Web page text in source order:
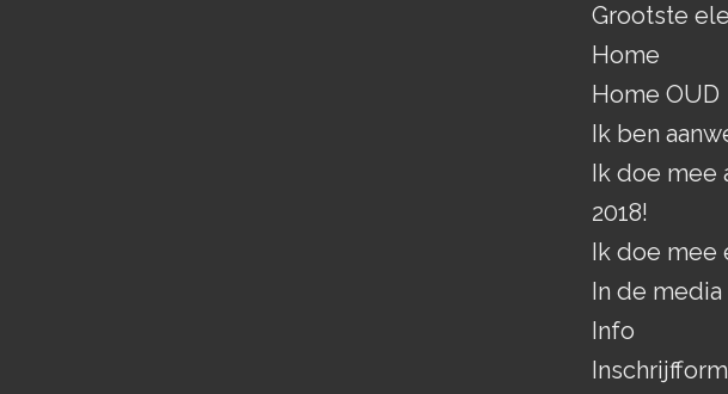
Grootste
Home
Home OUD
Ik ben
Ik doe mee
2018!
Ik doe mee
In de media
Info